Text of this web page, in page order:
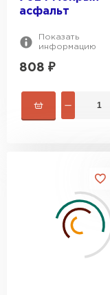
асфальт
Показать
информацию
808 ₽